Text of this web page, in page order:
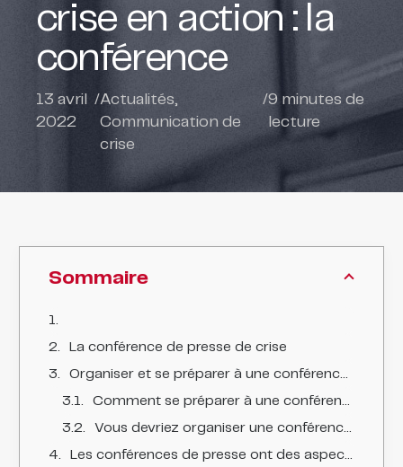
crise en action : la
conférence
13 avril
2022
/Actualités,
Communication de
crise
/9 minutes de
lecture
Sommaire
La conférence de presse de crise
Organiser et se préparer à une conférence de presse de crise
Comment se préparer à une conférence de presse ? Quand organiser une conférence de presse ?
Vous devriez organiser une conférence de presse quand :
Les conférences de presse ont des aspects positifs et négatifs.